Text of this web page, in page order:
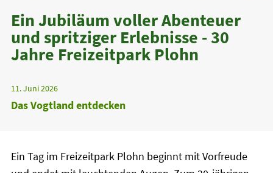
Ein Jubiläum voller Abenteuer
und spritziger Erlebnisse - 30
Jahre Freizeitpark Plohn
11. Juni 2026
Das Vogtland entdecken
Ein Tag im Freizeitpark Plohn beginnt mit Vorfreude